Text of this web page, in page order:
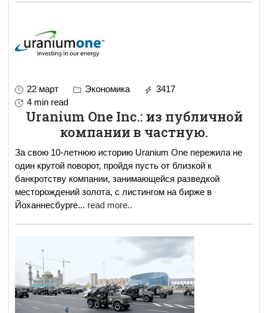
22 март Экономика
3417
4 min read
Uranium One Inc.: из публичной
компании в частную.
За свою 10-летнюю историю Uranium One пережила не
один крутой поворот, пройдя пусть от близкой к
банкротству компании, занимающейся разведкой
месторождений золота, с листингом на бирже в
Йоханнесбурге... read more..